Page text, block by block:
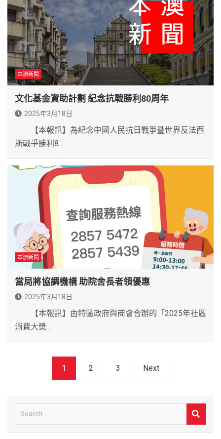
本澳新聞
文化基金資助計劃 紀念抗戰勝利80周年
2025年3月18日
【本報訊】為紀念中國人民抗日戰爭暨世界反法西
斯戰爭勝利8…
本澳新聞
當局將協調機構 助院舍長者領優惠
2025年3月18日
【本報訊】由特區政府與商會合辦的「2025年社區
消費大奬…
1 2 3 Next
e